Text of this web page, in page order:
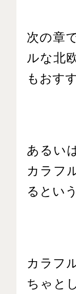
次の章
ルな北
もおす
あるい
カラフ
るとい
カラフ
ちゃと